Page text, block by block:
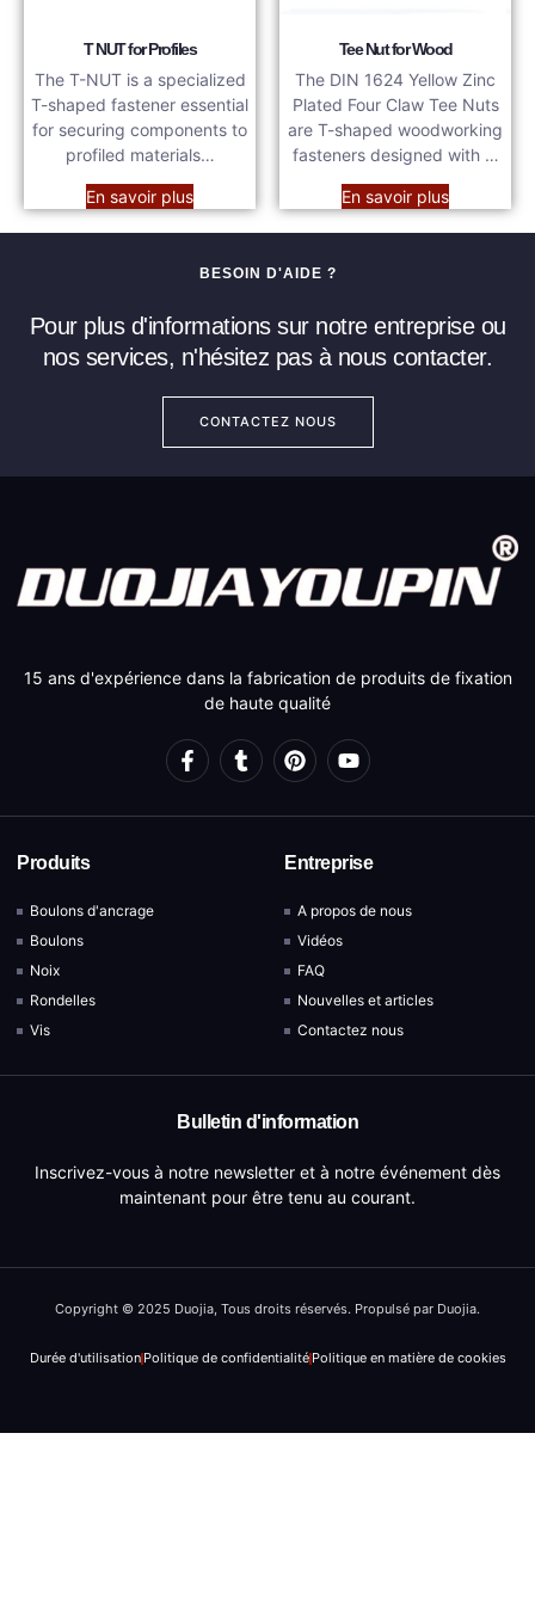
T NUT for Profiles
The T-NUT is a specialized
T-shaped fastener essential
for securing components to
profiled materials…
En savoir plus
Tee Nut for Wood
The DIN 1624 Yellow Zinc
Plated Four Claw Tee Nuts
are T-shaped woodworking
fasteners designed with …
En savoir plus
BESOIN D'AIDE ?
Pour plus d'informations sur notre entreprise ou
nos services, n'hésitez pas à nous contacter.
CONTACTEZ NOUS
15 ans d'expérience dans la fabrication de produits de fixation
de haute qualité
Produits
Boulons d'ancrage
Boulons
Noix
Rondelles
Vis
Entreprise
A propos de nous
Vidéos
FAQ
Nouvelles et articles
Contactez nous
Bulletin d'information
Inscrivez-vous à notre newsletter et à notre événement dès
maintenant pour être tenu au courant.
Copyright © 2025 Duojia, Tous droits réservés. Propulsé par Duojia.
Durée d'utilisationPolitique de confidentialitéPolitique en matière de cookies